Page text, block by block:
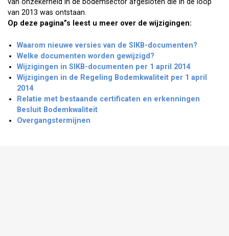
van onzekerheid in de bodemsector afgesloten die in de loop
van 2013 was ontstaan.
Op deze pagina”s leest u meer over de wijzigingen:
Waarom nieuwe versies van de SIKB-documenten?
Welke documenten worden gewijzigd?
Wijzigingen in SIKB-documenten per 1 april 2014
Wijzigingen in de Regeling Bodemkwaliteit per 1 april
2014
Relatie met bestaande certificaten en erkenningen
Besluit Bodemkwaliteit
Overgangstermijnen